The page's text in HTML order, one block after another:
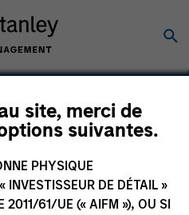
site, merci de
suivantes.
PHYSIQUE
INVESTISSEUR DE DÉTAIL »
2011/61/UE (« AIFM »), OU SI